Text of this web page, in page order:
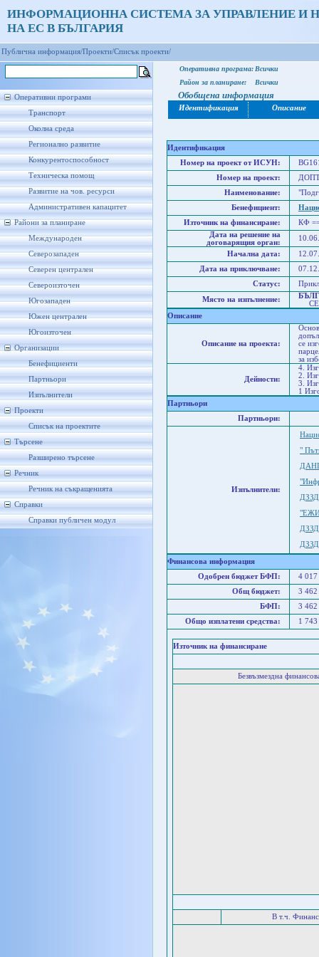
ИНФОРМАЦИОННА СИСТЕМА ЗА УПРАВЛЕНИЕ И
НА ЕС В БЪЛГАРИЯ
Публична информация/Проекти/Списък проекти/
Оперативни програми
Транспорт
Околна среда
Регионално развитие
Конкурентоспособност
Техническа помощ
Развитие на чов. ресурси
Административен капацитет
Райони за планиране
Международен
Северозападен
Северен централен
Североизточен
Югозападен
Южен централен
Югоизточен
Организации
Бенефициенти
Партньори
Изпълнители
Проекти
Списък на проектите
Търсене
Разширено търсене
Речник
Речник на съкращенията
Справки
Справки публичен модул
Оперативна програма: Всички
Район за планиране:
Всички
Обобщена информация
Идентификация Описание
Идентификация
Номер на проект от ИСУН:
Номер на проект:
Наименование:
Бенефициент:
Източник на финансиране:
КФ
Дата на решение на
договарящия орган:
Начална дата:
Дата на приключване:
Статус:
Място на изпълнение:
Описание
Описание на проекта:
се
за
Дейности:
4.
2.
3.
1
Партньори
Партньори:
Изпълнители:
"
Финансова информация
Одобрен бюджет БФП:
4 017
Общ бюджет:
3 462
БФП:
3 462
Общо изплатени средства:
1
Източник на финансиране
Безвъзмездна
В т.ч.